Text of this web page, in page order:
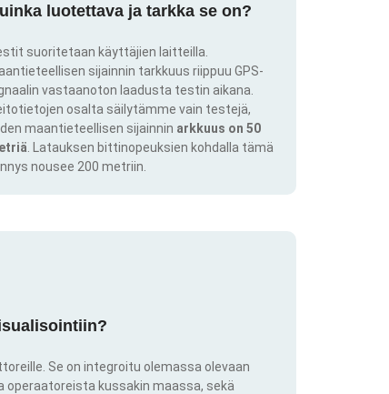
luotettava ja tarkka se on?
suoritetaan käyttäjien laitteilla.
sijainnin tarkkuus riippuu GPS-
vastaanoton laadusta testin aikana.
osalta säilytämme vain testejä,
maantieteellisen sijainnin arkkuus on 50
. Latauksen bittinopeuksien kohdalla tämä
nousee 200 metriin.
Se on integroitu olemassa olevaan
kussakin maassa, sekä